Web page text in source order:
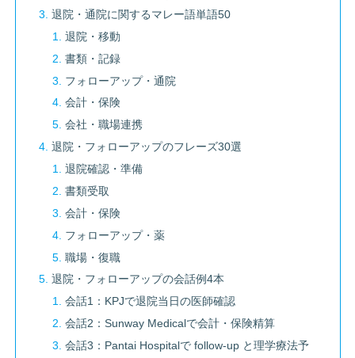
退院・通院に関するマレー語単語50
退院・移動
書類・記録
フォローアップ・通院
会計・保険
会社・職場連携
退院・フォローアップのフレーズ30選
退院確認・準備
書類受取
会計・保険
フォローアップ・薬
職場・復職
退院・フォローアップの会話例4本
会話1：KPJで退院当日の医師確認
会話2：Sunway Medicalで会計・保険精算
会話3：Pantai Hospitalで follow-up と理学療法予